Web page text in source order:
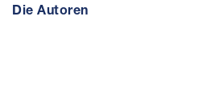
Die Autoren